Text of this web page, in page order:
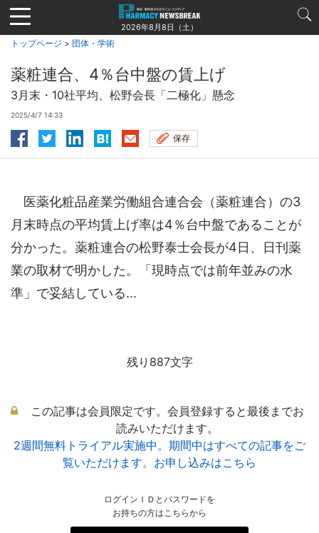
Jump
to
navigation
2026年8月8日（土）
トップページ > 団体・学術
薬粧連合、4％台中盤の賃上げ
3月末・10社平均、松野会長「二極化」懸念
2025/4/7 14:33
保存
医薬化粧品産業労働組合連合会（薬粧連合）の3
月末時点の平均賃上げ率は4％台中盤であることが
分かった。薬粧連合の松野泰士会長が4日、日刊薬
業の取材で明かした。「現時点では前年並みの水
準」で妥結している...
残り887文字
この記事は会員限定です。会員登録すると最後までお
読みいただけます。
2週間無料トライアル実施中。期間中はすべての記事をご
覧いただけます。お申し込みはこちら
ログインＩＤとパスワードを
お持ちの方はこちらから